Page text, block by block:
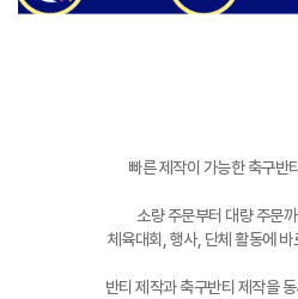
빠른 제작이 가능한 축구반
소량 주문부터 대량 주문
체육대회, 행사, 단체 활동에
반티 제작과 축구반티 제작을